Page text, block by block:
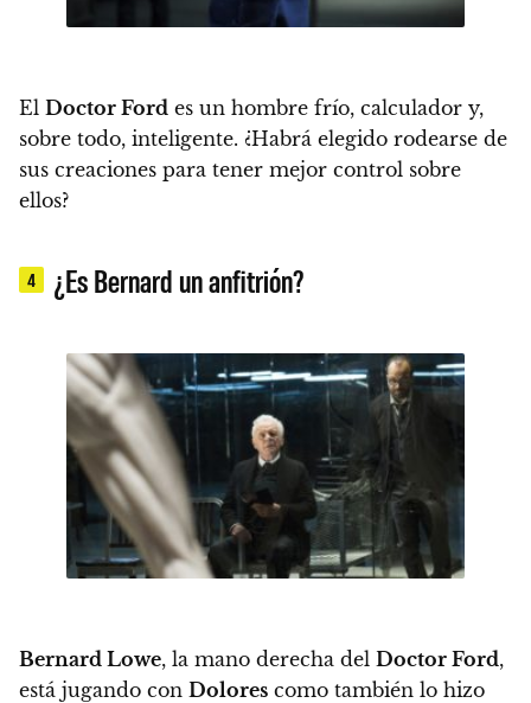
El Doctor Ford es un hombre frío, calculador y,
sobre todo, inteligente. ¿Habrá elegido rodearse de
sus creaciones para tener mejor control sobre
ellos?
4 ¿Es Bernard un anfitrión?
Bernard Lowe, la mano derecha del Doctor Ford,
está jugando con Dolores como también lo hizo